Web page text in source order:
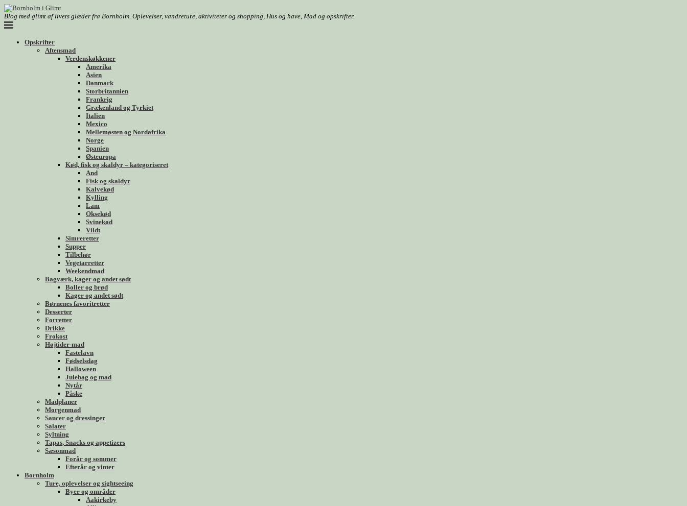
Blog med glimt af livets glæder fra Bornholm. Oplevelser, vandreture, aktiviteter og shopping, Hus og have, Mad og opskrifter.
Opskrifter
Aftensmad
Verdenskøkkener
Amerika
Asien
Danmark
Storbritannien
Frankrig
Grækenland og Tyrkiet
Italien
Mexico
Mellemøsten og Nordafrika
Norge
Spanien
Østeuropa
Kød, fisk og skaldyr – kategoriseret
And
Fisk og skaldyr
Kalvekød
Kylling
Lam
Oksekød
Svinekød
Vildt
Simreretter
Supper
Tilbehør
Vegetarretter
Weekendmad
Bagværk, kager og andet sødt
Boller og brød
Kager og andet sødt
Børnenes favoritretter
Desserter
Forretter
Drikke
Frokost
Højtider-mad
Fastelavn
Fødselsdag
Halloween
Julebag og mad
Nytår
Påske
Madplaner
Morgenmad
Saucer og dressinger
Salater
Syltning
Tapas, Snacks og appetizers
Sæsonmad
Forår og sommer
Efterår og vinter
Bornholm
Ture, oplevelser og sightseeing
Byer og områder
Aakirkeby